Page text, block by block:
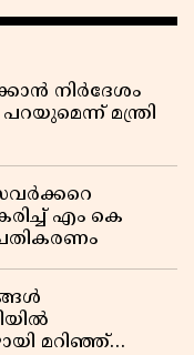
നിർദേശം
മന്ത്രി
എം കെ
മറിഞ്ഞ്